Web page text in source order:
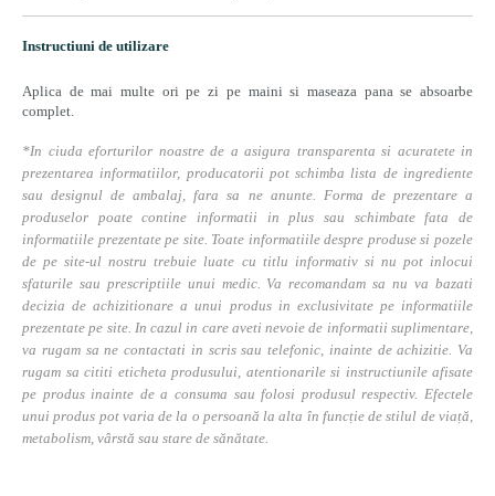
Instructiuni de utilizare
Aplica de mai multe ori pe zi pe maini si maseaza pana se absoarbe
complet.
*In ciuda eforturilor noastre de a asigura transparenta si acuratete in
prezentarea informatiilor, producatorii pot schimba lista de ingrediente
sau designul de ambalaj, fara sa ne anunte. Forma de prezentare a
produselor poate contine informatii in plus sau schimbate fata de
informatiile prezentate pe site. Toate informatiile despre produse si pozele
de pe site-ul nostru trebuie luate cu titlu informativ si nu pot inlocui
sfaturile sau prescriptiile unui medic. Va recomandam sa nu va bazati
decizia de achizitionare a unui produs in exclusivitate pe informatiile
prezentate pe site. In cazul in care aveti nevoie de informatii suplimentare,
va rugam sa ne contactati in scris sau telefonic, inainte de achizitie. Va
rugam sa cititi eticheta produsului, atentionarile si instructiunile afisate
pe produs inainte de a consuma sau folosi produsul respectiv. Efectele
unui produs pot varia de la o persoană la alta în funcție de stilul de viață,
metabolism, vârstă sau stare de sănătate.